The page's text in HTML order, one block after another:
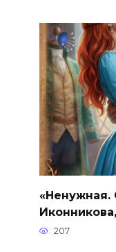
«Ненужная.
207